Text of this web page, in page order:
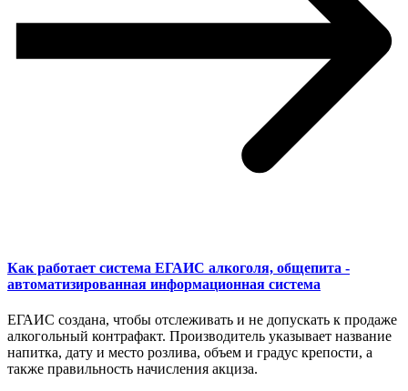
Как работает система ЕГАИС алкоголя, общепита -
автоматизированная информационная система
ЕГАИС создана, чтобы отслеживать и не допускать к продаже
алкогольный контрафакт. Производитель указывает название
напитка, дату и место розлива, объем и градус крепости, а
также правильность начисления акциза.